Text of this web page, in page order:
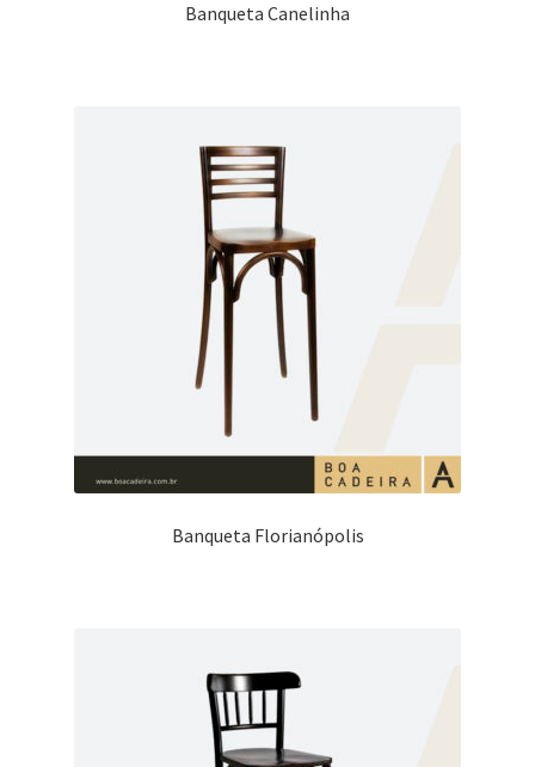
Banqueta Canelinha
Banqueta Florianópolis